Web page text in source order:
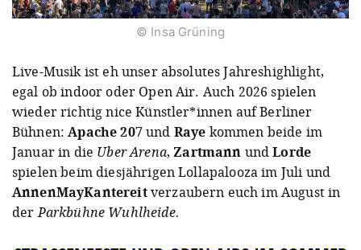
© Insa Grüning
Live-Musik ist eh unser absolutes Jahreshighlight,
egal ob indoor oder Open Air. Auch 2026 spielen
wieder richtig nice Künstler*innen auf Berliner
Bühnen:Apache 207und Raye kommen beide im
Januar in die Uber Arena,Zartmann undLorde
spielen beim diesjährigen Lollapalooza im Juli und
AnnenMayKantereitverzaubern euch im August in
derParkbühne Wuhlheide.